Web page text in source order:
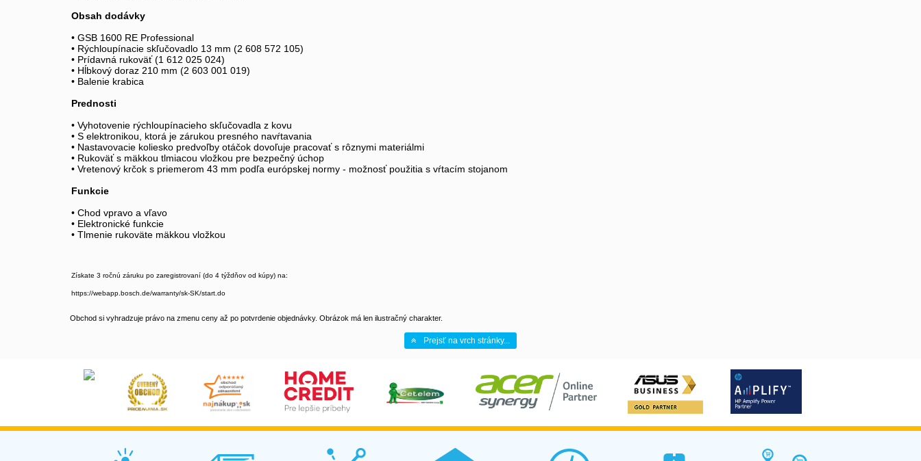
Obsah dodávky
• GSB 1600 RE Professional
• Rýchloupínacie skľučovadlo 13 mm (2 608 572 105)
• Prídavná rukoväť (1 612 025 024)
• Hĺbkový doraz 210 mm (2 603 001 019)
• Balenie krabica
Prednosti
• Vyhotovenie rýchloupínacieho skľučovadla z kovu
• S elektronikou, ktorá je zárukou presného navŕtavania
• Nastavovacie koliesko predvoľby otáčok dovoľuje pracovať s rôznymi materiálmi
• Rukoväť s mäkkou tlmiacou vložkou pre bezpečný úchop
• Vretenový krčok s priemerom 43 mm podľa európskej normy - možnosť použitia s vŕtacím stojanom
Funkcie
• Chod vpravo a vľavo
• Elektronické funkcie
• Tlmenie rukoväte mäkkou vložkou
Získate 3 ročnú záruku po zaregistrovaní (do 4 týždňov od kúpy) na:
https://webapp.bosch.de/warranty/sk-SK/start.do
Obchod si vyhradzuje právo na zmenu ceny až po potvrdenie objednávky. Obrázok má len ilustračný charakter.
Prejsť na vrch stránky...